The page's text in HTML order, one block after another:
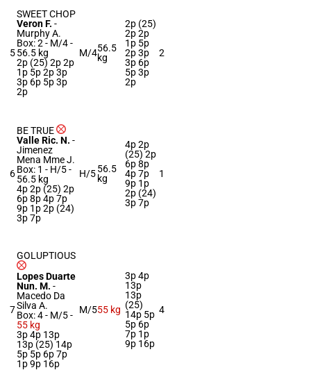
5
SWEET CHOP
Veron F. -
Murphy A.
Box: 2 - M/4 -
56.5 kg
2p (25) 2p 2p
1p 5p 2p 3p
3p 6p 5p 3p
2p
M/456.5
kg
2p (25)
2p 2p
1p 5p
2p 3p
3p 6p
5p 3p
2p
2
6
BE TRUE
Valle Ric. N. -
Jimenez
Mena Mme J.
Box: 1 - H/5 -
56.5 kg
4p 2p (25) 2p
6p 8p 4p 7p
9p 1p 2p (24)
3p 7p
H/556.5
kg
4p 2p
(25) 2p
6p 8p
4p 7p
9p 1p
2p (24)
3p 7p
1
7
GOLUPTIOUS
Lopes Duarte
Nun. M. -
Macedo Da
Silva A.
Box: 4 - M/5 -
55 kg
3p 4p 13p
13p (25) 14p
5p 5p 6p 7p
1p 9p 16p
M/555 kg
3p 4p
13p
13p
(25)
14p 5p
5p 6p
7p 1p
9p 16p
4